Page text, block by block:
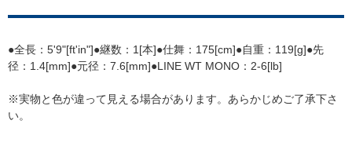
●全長：5'9"[ft'in"]●継数：1[本]●仕舞：175[cm]●自重：119[g]●先
径：1.4[mm]●元径：7.6[mm]●LINE WT MONO：2-6[lb]
※実物と色が違って見える場合があります。あらかじめご了承下さ
い。